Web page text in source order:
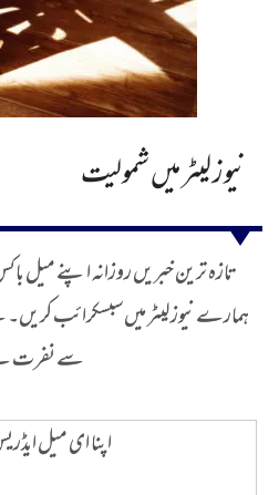
نیوز لیٹر میں شمولیت
تازہ ترین خبریں روزانہ اپنے
ہمارے نیوز لیٹر میں سبسکرائب
سے نفرت
اپنا ای میل